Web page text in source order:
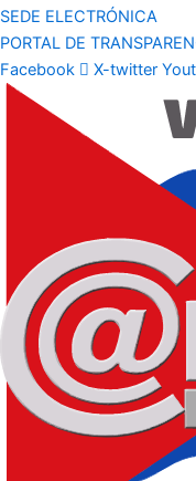
SEDE ELECTRÓNICA
PORTAL DE
Facebook
X-twitter